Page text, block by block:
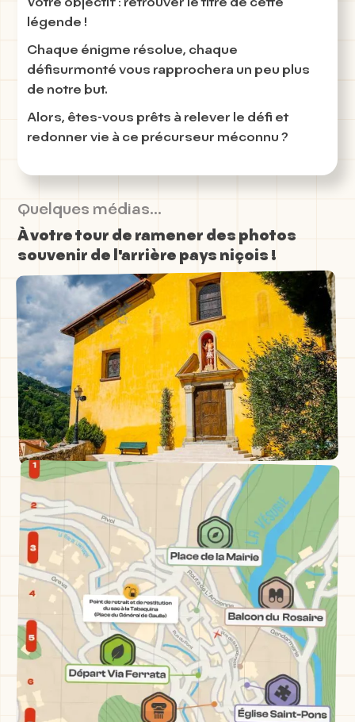
Votre objectif : retrouver le titre de cette
légende !
Chaque énigme résolue, chaque
défisurmonté vous rapprochera un peu plus
de notre but.
Alors, êtes-vous prêts à relever le défi et
redonner vie à ce précurseur méconnu ?
Quelques médias...
À votre tour de ramener des photos
souvenir de l'arrière pays niçois !